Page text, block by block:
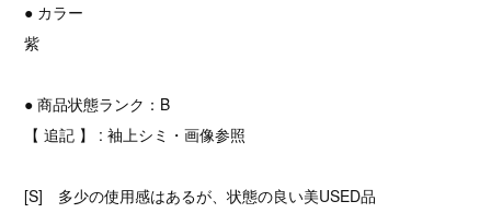
● カラー
紫
● 商品状態ランク：B
【 追記 】 : 袖上シミ・画像参照
[S] 多少の使用感はあるが、状態の良い美USED品